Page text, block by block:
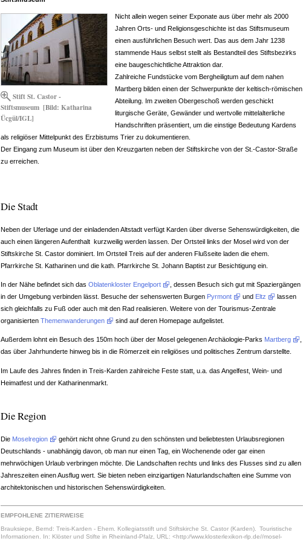
Stift St. Castor -
Stiftsmuseum [Bild: Katharina
Ücgül/IGL]
Nicht allein wegen seiner Exponate aus über mehr als 2000
Jahren Orts- und Religionsgeschichte ist das Stiftsmuseum
einen ausführlichen Besuch wert. Das aus dem Jahr 1238
stammende Haus selbst stellt als Bestandteil des Stiftsbezirks
eine baugeschichtliche Attraktion dar.
Zahlreiche Fundstücke vom Bergheiligtum auf dem nahen
Martberg bilden einen der Schwerpunkte der keltisch-römischen
Abteilung. Im zweiten Obergeschoß werden geschickt
liturgische Geräte, Gewänder und wertvolle mittelalterliche
Handschriften präsentiert, um die einstige Bedeutung Kardens
als religiöser Mittelpunkt des Erzbistums Trier zu dokumentieren.
Der Eingang zum Museum ist über den Kreuzgarten neben der Stiftskirche von der St.-Castor-Straße
zu erreichen.
Die Stadt
Neben der Uferlage und der einladenden Altstadt verfügt Karden über diverse Sehenswürdigkeiten, die
auch einen längeren Aufenthalt kurzweilig werden lassen. Der Ortsteil links der Mosel wird von der
Stiftskirche St. Castor dominiert. Im Ortsteil Treis auf der anderen Flußseite laden die ehem.
Pfarrkirche St. Katharinen und die kath. Pfarrkirche St. Johann Baptist zur Besichtigung ein.
In der Nähe befindet sich dasOblatenkloster Engelport
, dessen Besuch sich gut mit Spaziergängen
in der Umgebung verbinden lässt. Besuche der sehenswerten Burgen Pyrmont und Eltz
lassen
sich gleichfalls zu Fuß oder auch mit den Rad realisieren. Weitere von der Tourismus-Zentrale
organisiertenThemenwanderungen sind auf deren Homepage aufgelistet.
Außerdem lohnt ein Besuch des 150m hoch über der Mosel gelegenen Archäologie-Parks Martberg
das über Jahrhunderte hinweg bis in die Römerzeit ein religiöses und politisches Zentrum darstellte.
Im Laufe des Jahres finden in Treis-Karden zahlreiche Feste statt, u.a. das Angelfest, Wein- und
Heimatfest und der Katharinenmarkt.
Die Region
Die Moselregion
gehört nicht ohne Grund zu den schönsten und beliebtesten Urlaubsregionen
Deutschlands - unabhängig davon, ob man nur einen Tag, ein Wochenende oder gar einen
mehrwöchigen Urlaub verbringen möchte. Die Landschaften rechts und links des Flusses sind zu allen
Jahreszeiten einen Ausflug wert. Sie bieten neben einzigartigen Naturlandschaften eine Summe von
architektonischen und historischen Sehenswürdigkeiten.
EMPFOHLENE ZITIERWEISE
Brauksiepe, Bernd: Treis-Karden - Ehem. Kollegiatsstift und Stiftskirche St. Castor (Karden). Touristische
Informationen. In: Klöster und Stifte in Rheinland-Pfalz, URL: <http:⁄⁄www.klosterlexikon-rlp.de//mosel-